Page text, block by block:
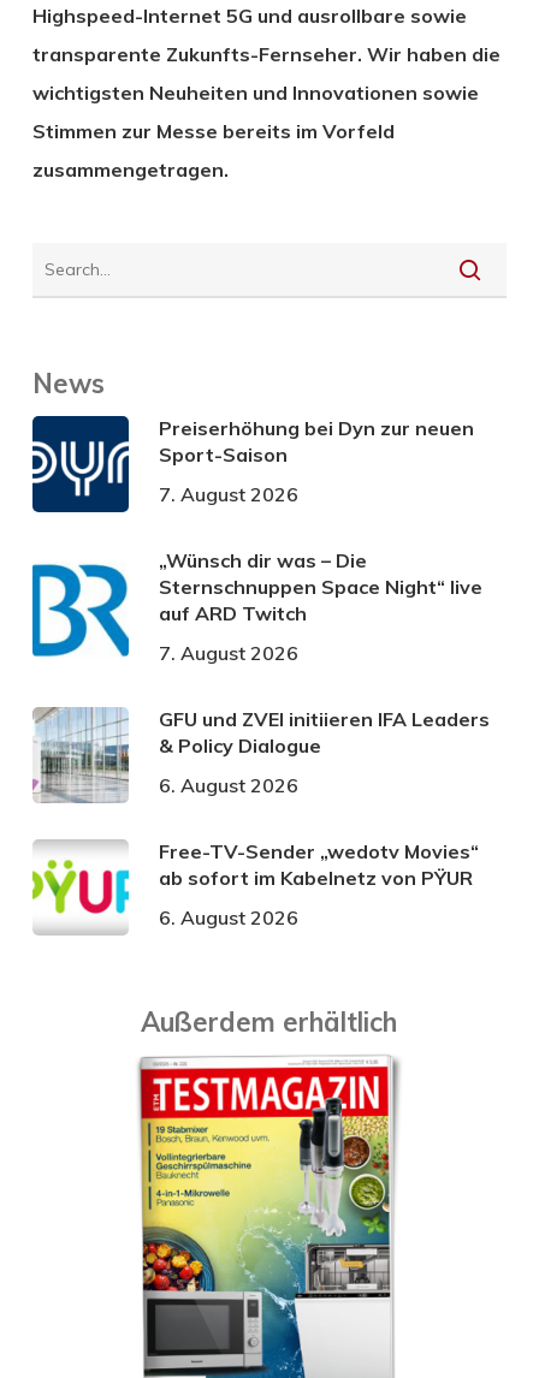
Highspeed-Internet 5G und ausrollbare sowie
transparente Zukunfts-Fernseher. Wir haben die
wichtigsten Neuheiten und Innovationen sowie
Stimmen zur Messe bereits im Vorfeld
zusammengetragen.
News
Preiserhöhung bei Dyn zur neuen
Sport-Saison
7. August 2026
„Wünsch dir was – Die
Sternschnuppen Space Night“ live
auf ARD Twitch
7. August 2026
GFU und ZVEI initiieren IFA Leaders
& Policy Dialogue
6. August 2026
Free-TV-Sender „wedotv Movies“
ab sofort im Kabelnetz von PŸUR
6. August 2026
Außerdem erhältlich